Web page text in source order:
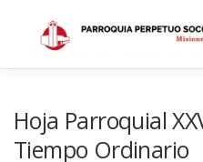
contenido
Hoja Parroquial
Tiempo Ordinario